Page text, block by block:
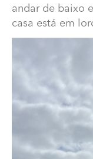
Quanto custa
Olá, procuro
pedra. É uma
andar de baixo
casa está em